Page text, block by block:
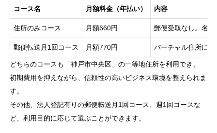
コース名 月額料金（年払い） 内容
住所のみコース 月額660円 郵便受取なし。名
郵便転送月1回コース 月額770円 バーチャル住所に
どちらのコースも「神戸市中央区」の一等地住所を利用でき、
初期費用を抑えながら、信頼性の高いビジネス環境を整えられま
す。
その他、法人登記有りの郵便転送月1回コース、週1回コースな
ど、利用目的に応じて選ぶことができます。